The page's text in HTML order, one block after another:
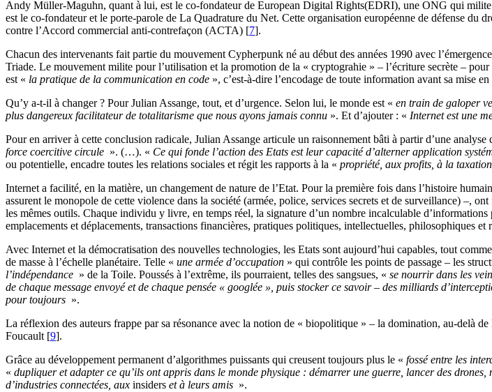
Andy Müller-Maguhn, quant à lui, est le co-fondateur de European Digital Rights(EDRI), une ONG qui
est le co-fondateur et le porte-parole de La Quadrature du Net. Cette organisation européenne de défense du
contre l’Accord commercial anti-contrefaçon (ACTA) [7].
Chacun des intervenants fait partie du mouvement Cypherpunk né au début des années 1990 avec
Triade. Le mouvement milite pour l’utilisation et la promotion de la « cryptograhie » – l’écriture secrète – pour
est « la pratique de la communication en code », c’est-à-dire l’encodage de toute information avant sa mise
Qu’y a-t-il à changer ? Pour Julian Assange, tout, et d’urgence. Selon lui, le monde est « en train de galoper
plus dangereux facilitateur de totalitarisme que nous ayons jamais connu ». Et d’ajouter : « Internet est une
Pour en arriver à cette conclusion radicale, Julian Assange articule un raisonnement bâti à partir d’une
force coercitive circule ». (…). « Ce qui fonde l’action des Etats est leur capacité d’alterner application
ou potentielle, encadre toutes les relations sociales et régit les rapports à la « propriété, aux profits, à la
Internet a facilité, en la matière, un changement de nature de l’Etat. Pour la première fois dans l’histoire
assurent le monopole de cette violence dans la société (armée, police, services secrets et de surveillance) –,
les mêmes outils. Chaque individu y livre, en temps réel, la signature d’un nombre incalculable
emplacements et déplacements, transactions financières, pratiques politiques, intellectuelles, philosophiques
Avec Internet et la démocratisation des nouvelles technologies, les Etats sont aujourd’hui capables, tout
de masse à l’échelle planétaire. Telle « une armée d’occupation » qui contrôle les points de passage – les
l’indépendance » de la Toile. Poussés à l’extrême, ils pourraient, telles des sangsues, « se nourrir dans les
de chaque message envoyé et de chaque pensée « googlée », puis stocker ce savoir – des milliards
pour toujours ».
La réflexion des auteurs frappe par sa résonance avec la notion de « biopolitique » – la domination, au-delà
Foucault [9].
Grâce au développement permanent d’algorithmes puissants qui creusent toujours plus le « fossé entre les
« dupliquer et adapter ce qu’ils ont appris dans le monde physique : démarrer une guerre, lancer des
d’industries connectées, aux insiders et à leurs amis ».